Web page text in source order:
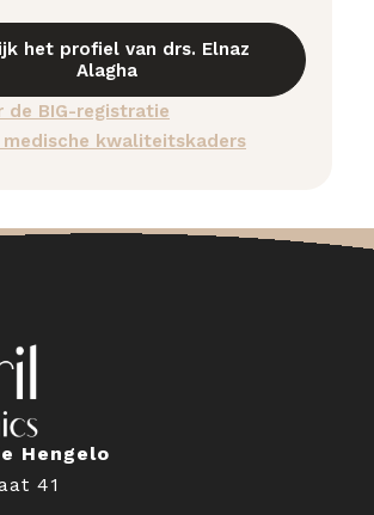
het profiel van drs. Elnaz
Alagha
de BIG-registratie
medische kwaliteitskaders
Hengelo
41